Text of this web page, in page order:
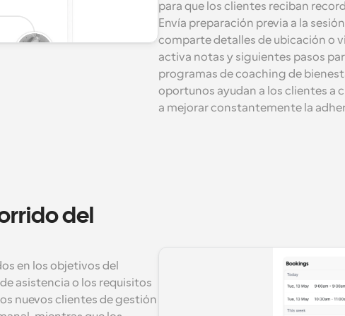
para que los clientes reciban
Envía preparación previa a la
comparte detalles de ubicación o
activa notas y siguientes pasos
programas de coaching de
oportunos ayudan a los clientes a
a mejorar constantemente la
del
en los objetivos del
asistencia o los requisitos
nuevos clientes de gestión